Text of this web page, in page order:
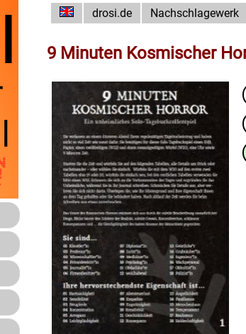
drosi.de Nachschlagewerk
9 Minuten Kosmischer